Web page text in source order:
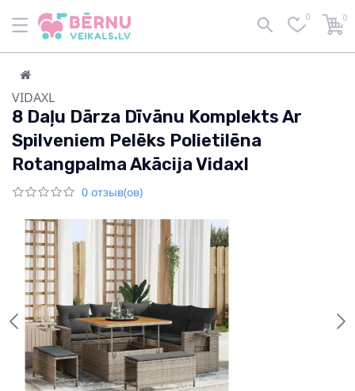
0 0
VIDAXL
8 Daļu Dārza Dīvānu Komplekts Ar
Spilveniem Pelēks Polietilēna
Rotangpalma Akācija Vidaxl
0 отзыв(ов)